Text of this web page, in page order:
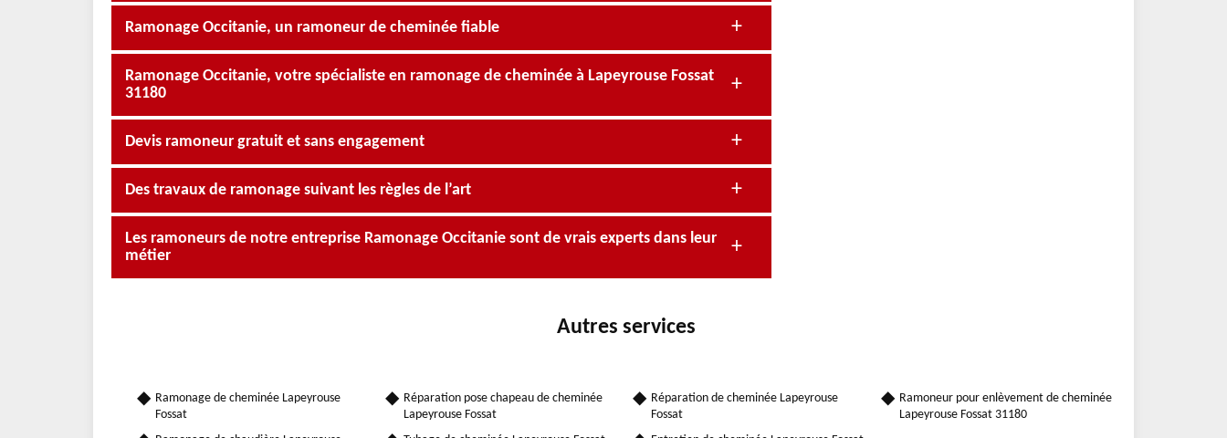
Ramonage Occitanie, un ramoneur de cheminée fiable
Ramonage Occitanie, votre spécialiste en ramonage de cheminée à Lapeyrouse Fossat
31180
Devis ramoneur gratuit et sans engagement
Des travaux de ramonage suivant les règles de l’art
Les ramoneurs de notre entreprise Ramonage Occitanie sont de vrais experts dans leur
métier
Autres services
Ramonage de cheminée Lapeyrouse
Fossat
Réparation pose chapeau de cheminée
Lapeyrouse Fossat
Réparation de cheminée Lapeyrouse
Fossat
Ramoneur pour enlèvement de cheminée
Lapeyrouse Fossat 31180